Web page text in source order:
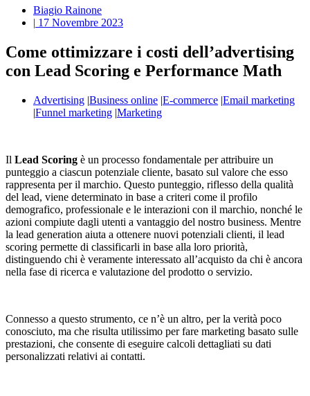
Biagio Rainone
| 17 Novembre 2023
Come ottimizzare i costi dell’advertising
con Lead Scoring e Performance Math
Advertising |Business online |E-commerce |Email marketing
|Funnel marketing |Marketing
Il Lead Scoring è un processo fondamentale per attribuire un
punteggio a ciascun potenziale cliente, basato sul valore che esso
rappresenta per il marchio. Questo punteggio, riflesso della qualità
del lead, viene determinato in base a criteri come il profilo
demografico, professionale e le interazioni con il marchio, nonché le
azioni compiute dagli utenti a vantaggio del nostro business. Mentre
la lead generation aiuta a ottenere nuovi potenziali clienti, il lead
scoring permette di classificarli in base alla loro priorità,
distinguendo chi è veramente interessato all’acquisto da chi è ancora
nella fase di ricerca e valutazione del prodotto o servizio.
Connesso a questo strumento, ce n’è un altro, per la verità poco
conosciuto, ma che risulta utilissimo per fare marketing basato sulle
prestazioni, che consente di eseguire calcoli dettagliati su dati
personalizzati relativi ai contatti.